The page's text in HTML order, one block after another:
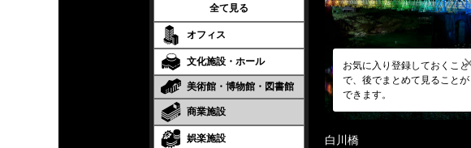
全て見る
オフィス
文化施設・ホール
美術館・博物館・図書館
商業施設
娯楽施設
お気に入り登録しておくこと
で、後でまとめて見ることが
できます。
白川橋